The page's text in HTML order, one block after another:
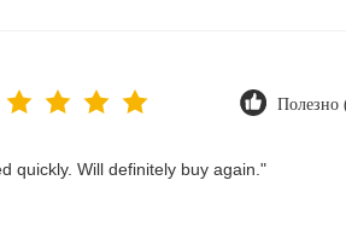
Полезно
quickly. Will definitely buy again."